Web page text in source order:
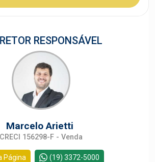
RESPONSÁVEL
Marcelo Arietti
CRECI 156298-F - Venda
Página (19) 3372-5000